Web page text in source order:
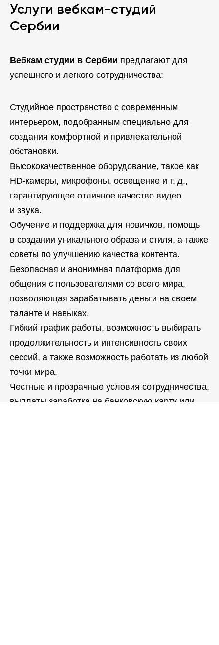
Услуги вебкам-студий
Сербии
Вебкам студии в Сербии предлагают для
успешного и легкого сотрудничества:
Студийное пространство с современным
интерьером, подобранным специально для
создания комфортной и привлекательной
обстановки.
Высококачественное оборудование, такое как
HD-камеры, микрофоны, освещение и т. д.,
гарантирующее отличное качество видео
и звука.
Обучение и поддержка для новичков, помощь
в создании уникального образа и стиля, а также
советы по улучшению качества контента.
Безопасная и анонимная платформа для
общения с пользователями со всего мира,
позволяющая зарабатывать деньги на своем
таланте и навыках.
Гибкий график работы, возможность выбирать
продолжительность и интенсивность своих
сессий, а также возможность работать из любой
точки мира.
Честные и прозрачные условия сотрудничества,
выплаты заработка на банковскую карту или